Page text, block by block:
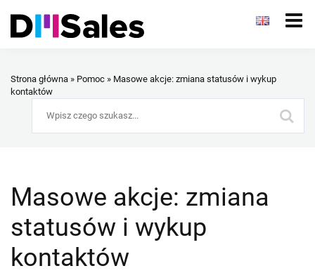
Strona główna » Pomoc » Masowe akcje: zmiana statusów i wykup
kontaktów
Masowe akcje: zmiana
statusów i wykup
kontaktów